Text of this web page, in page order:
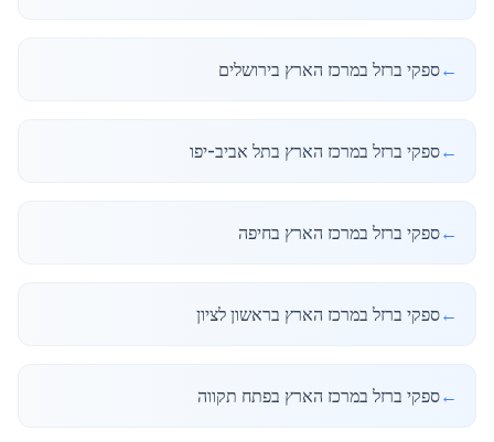
←ספקי ברזל במרכז הארץ בירושלים
←ספקי ברזל במרכז הארץ בתל אביב-יפו
←ספקי ברזל במרכז הארץ בחיפה
←ספקי ברזל במרכז הארץ בראשון לציון
←ספקי ברזל במרכז הארץ בפתח תקווה